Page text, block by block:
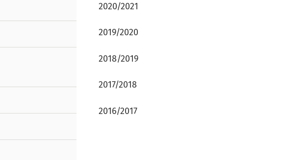
2020/2021
2019/2020
2018/2019
2017/2018
2016/2017